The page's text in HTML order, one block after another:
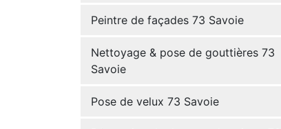
Peintre de façades 73 Savoie
Nettoyage & pose de gouttières 73
Savoie
Pose de velux 73 Savoie